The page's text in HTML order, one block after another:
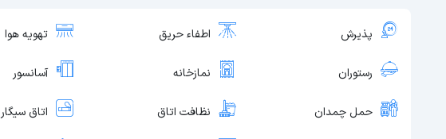
پذیرش اطفاء حریق تهویه هوا
رستوران نمازخانه آسانسور
حمل چمدان نظافت اتاق اتاق سیگار